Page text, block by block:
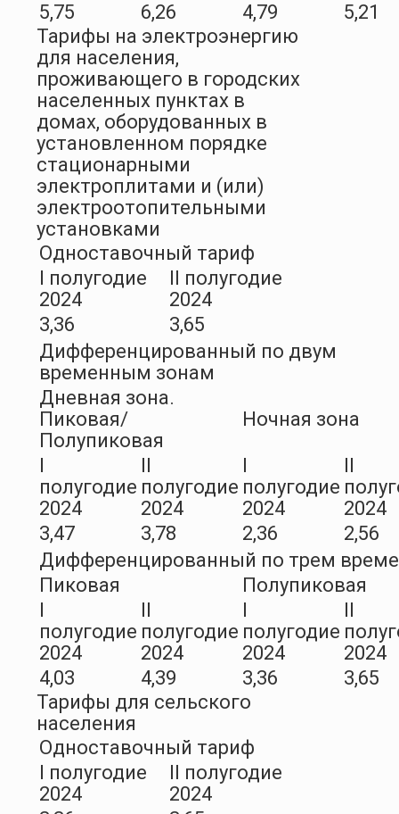
5,75
6,26 4,79
5,21
Тарифы на электроэнергию
для населения,
проживающего в городских
населенных пунктах в
домах, оборудованных в
установленном порядке
стационарными
электроплитами и (или)
электроотопительными
установками
Одноставочный тариф
I полугодие
2024
II полугодие
2024
3,36
3,65
Дифференцированный по двум
временным зонам
Дневная зона.
Пиковая/
Полупиковая
Ночная зона
полугодие
2024
полугодие
2024
полугодие
2024
2024
3,47
3,78 2,36
2,56
Дифференцированный по трем
Пиковая
Полупиковая
полугодие
2024
полугодие
2024
полугодие
2024
2024
4,03
4,39 3,36
3,65
Тарифы для сельского
населения
Одноставочный тариф
I полугодие
2024
II полугодие
2024